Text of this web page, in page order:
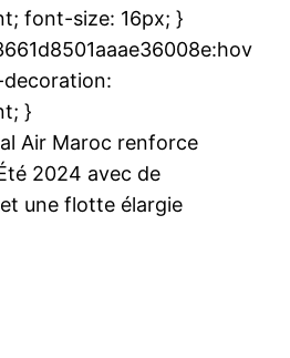
font-size: 16px; }
}
Air Maroc renforce
2024 avec de
une flotte élargie